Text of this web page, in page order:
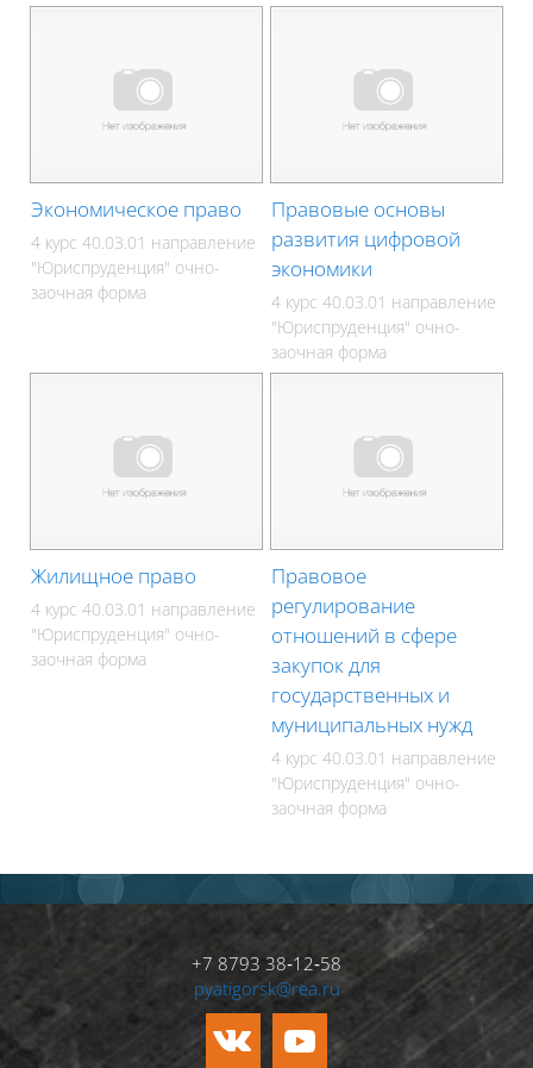
Экономическое право
4 курс 40.03.01 направление
"Юриспруденция" очно-
заочная форма
Правовые основы
развития цифровой
экономики
4 курс 40.03.01 направление
"Юриспруденция" очно-
заочная форма
Жилищное право
4 курс 40.03.01 направление
"Юриспруденция" очно-
заочная форма
Правовое
регулирование
отношений в сфере
закупок для
государственных и
муниципальных нужд
4 курс 40.03.01 направление
"Юриспруденция" очно-
заочная форма
+7 8793 38‑12‑58
pyatigorsk@rea.ru